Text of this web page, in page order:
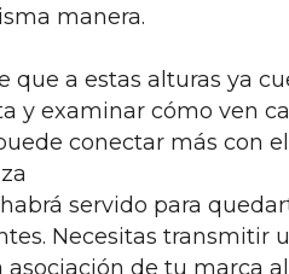
manera.
que a estas alturas ya
y examinar cómo ven
conectar más con
servido para
Necesitas transmitir
asociación de tu marca